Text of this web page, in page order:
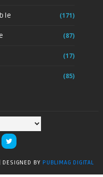
(171)
(87)
(17)
(85)
| DESIGNED BY PUBLIMAG DIGITAL